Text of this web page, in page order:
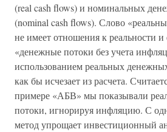
(real cash flows) и номинальных
(nominal cash flows). Слово
не имеет отношения к реальности и
«денежные потоки без учета
использованием реальных
как бы исчезает из расчета.
примере «АБВ» мы показывали
потоки, игнорируя инфляцию. С
метод упрощает инвестиционный